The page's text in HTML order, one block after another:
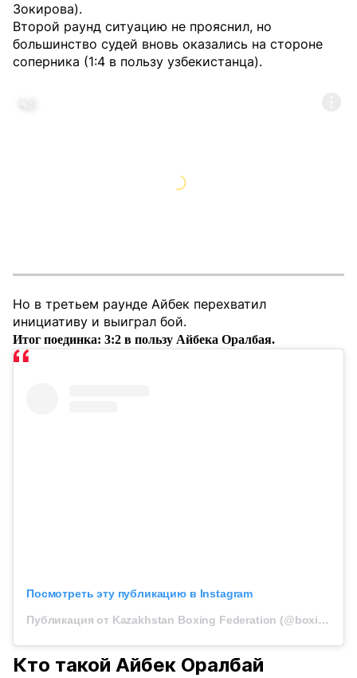
Зокирова).
Второй раунд ситуацию не прояснил, но
большинство судей вновь оказались на стороне
соперника (1:4 в пользу узбекистанца).
Но в третьем раунде Айбек перехватил
инициативу и выиграл бой.
Итог поединка: 3:2 в пользу Айбека Оралбая.
Посмотреть эту публикацию в Instagram
Публикация от Kazakhstan Boxing Federation (@boxingkazakhstan)
Кто такой Айбек Оралбай